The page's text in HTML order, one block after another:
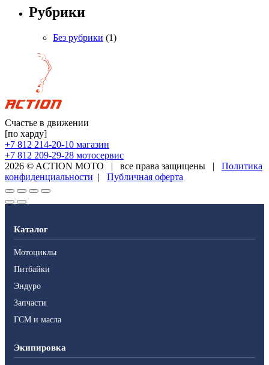
Рубрики
Без рубрики (1)
Счастье в движении
[по харду]
+7 812 214-20-10 магазин
+7 812 209-29-28 мотосервис
2026 © ACTION MOTO | все права защищены |
Политика
конфиденциальности | Публичная оферта
Каталог
Мотоциклы
Питбайки
Эндуро
Запчасти
ГСМ и масла
Экипировка